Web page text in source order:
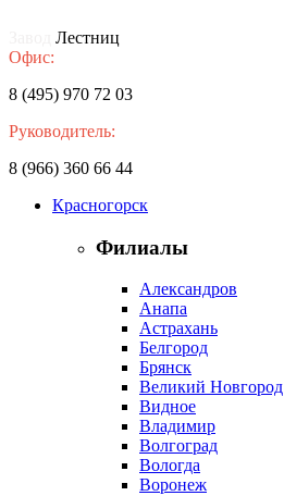
Лестниц
Офис:
8 (495) 970 72 03
Руководитель:
8 (966) 360 66 44
Красногорск
Филиалы
Александров
Анапа
Астрахань
Белгород
Брянск
Великий Новгород
Видное
Владимир
Волгоград
Вологда
Воронеж